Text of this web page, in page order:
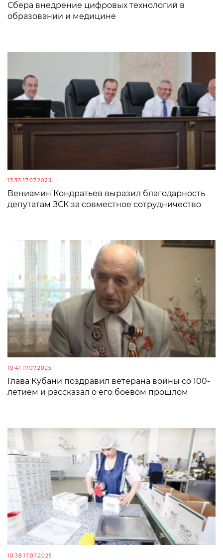
Сбера внедрение цифровых технологий в
образовании и медицине
13:33 17.07.2025
Вениамин Кондратьев выразил благодарность
депутатам ЗСК за совместное сотрудничество
10:41 17.07.2025
Глава Кубани поздравил ветерана войны со 100-
летием и рассказал о его боевом прошлом
10:38 17.07.2025